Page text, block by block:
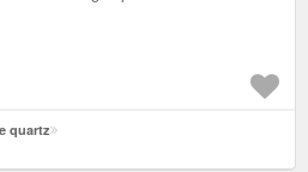
quartz